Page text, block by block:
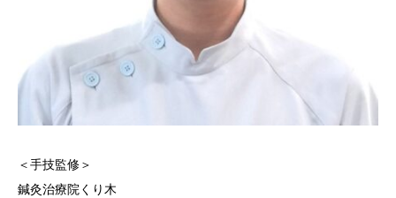
＜手技監修＞
鍼灸治療院くり木